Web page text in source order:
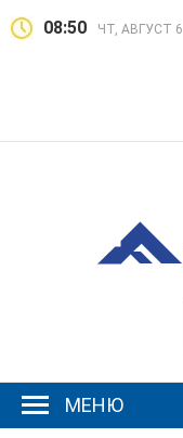
08:50 ЧТ, АВГУСТ 6
МЕНЮ